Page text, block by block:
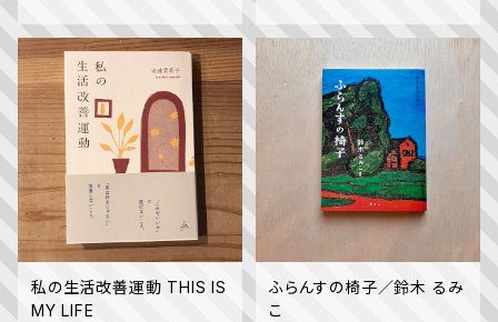
私の生活改善運動 THIS IS
MY LIFE
ふらんすの椅子／鈴木 るみ
こ